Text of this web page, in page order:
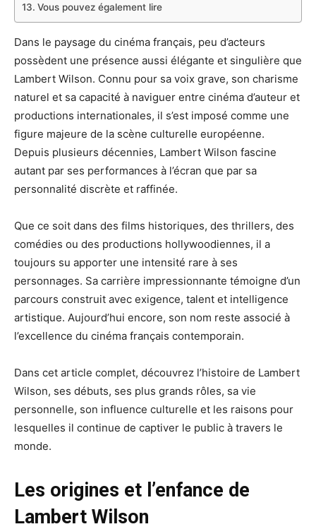
Vous pouvez également lire
Dans le paysage du cinéma français, peu d’acteurs
possèdent une présence aussi élégante et singulière que
Lambert Wilson. Connu pour sa voix grave, son charisme
naturel et sa capacité à naviguer entre cinéma d’auteur et
productions internationales, il s’est imposé comme une
figure majeure de la scène culturelle européenne.
Depuis plusieurs décennies, Lambert Wilson fascine
autant par ses performances à l’écran que par sa
personnalité discrète et raffinée.
Que ce soit dans des films historiques, des thrillers, des
comédies ou des productions hollywoodiennes, il a
toujours su apporter une intensité rare à ses
personnages. Sa carrière impressionnante témoigne d’un
parcours construit avec exigence, talent et intelligence
artistique. Aujourd’hui encore, son nom reste associé à
l’excellence du cinéma français contemporain.
Dans cet article complet, découvrez l’histoire de Lambert
Wilson, ses débuts, ses plus grands rôles, sa vie
personnelle, son influence culturelle et les raisons pour
lesquelles il continue de captiver le public à travers le
monde.
Les origines et l’enfance de
Lambert Wilson